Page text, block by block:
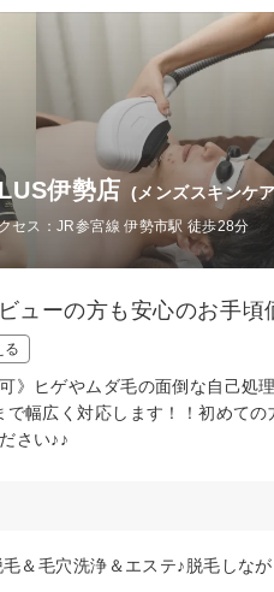
伊勢店 (メンズスキンケ
セス：JR参宮線 伊勢市駅 徒歩28分
ューの方も安心のお手
る
》ヒゲやムダ毛の面倒な自己
幅広く対応します！！初めて
さい♪♪
毛＆毛穴洗浄＆エステ♪脱毛しな